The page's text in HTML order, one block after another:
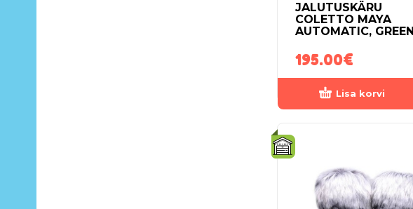
JALUTUSKÄRU
COLETTO MAYA
AUTOMATIC, GREEN
195.00€
Lisa korvi